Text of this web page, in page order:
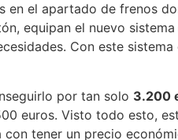
el apartado de frenos
equipan el nuevo
Con este
por tan solo 3.200
euros. Visto todo esto,
tener un precio